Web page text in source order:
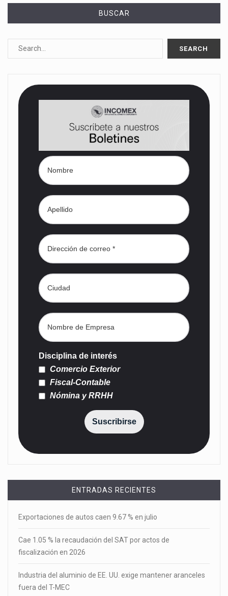
BUSCAR
Disciplina de interés
Comercio Exterior
Fiscal-Contable
Nómina y RRHH
Suscribirse
ENTRADAS RECIENTES
Exportaciones de autos caen 9.67 % en julio
Cae 1.05 % la recaudación del SAT por actos de
fiscalización en 2026
Industria del aluminio de EE. UU. exige mantener aranceles
fuera del T-MEC